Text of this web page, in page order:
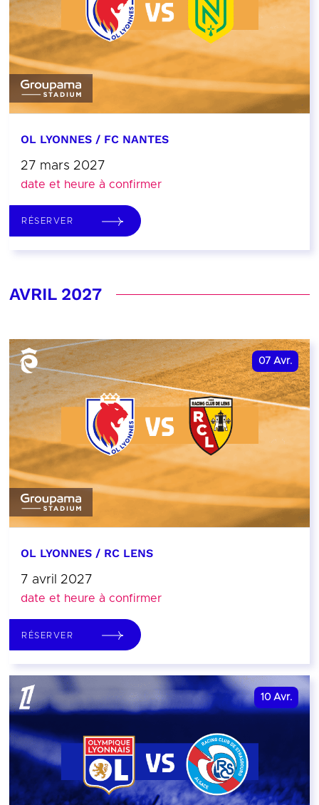
OL LYONNES / FC NANTES
27 mars 2027
date et heure à confirmer
RÉSERVER
AVRIL 2027
07 Avr.
OL LYONNES / RC LENS
7 avril 2027
date et heure à confirmer
RÉSERVER
10 Avr.